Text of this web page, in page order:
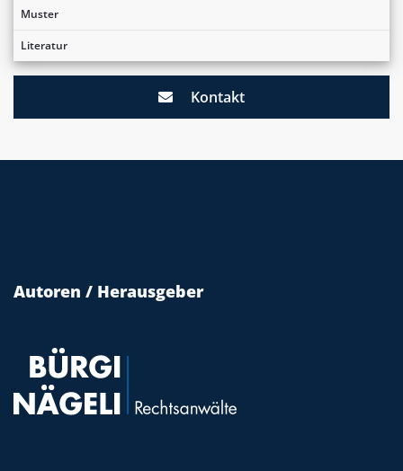
Muster
Literatur
Kontakt
Autoren / Herausgeber